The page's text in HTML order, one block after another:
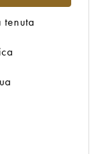
tenuta